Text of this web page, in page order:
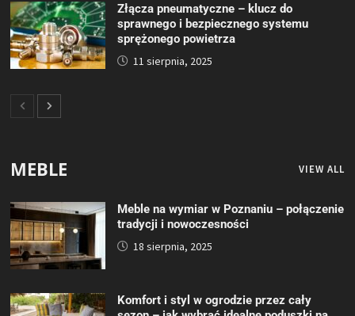
Złącza pneumatyczne – klucz do
sprawnego i bezpiecznego systemu
sprężonego powietrza
11 sierpnia, 2025
MEBLE VIEW ALL
Meble na wymiar w Poznaniu – połączenie
tradycji i nowoczesności
18 sierpnia, 2025
Komfort i styl w ogrodzie przez cały